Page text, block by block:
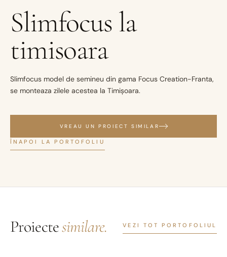
Slimfocus la
timisoara
Slimfocus model de semineu din gama Focus Creation-Franta,
se monteaza zilele acestea la Timișoara.
VREAU UN PROIECT SIMILAR
ÎNAPOI LA PORTOFOLIU
Proiectesimilare. VEZI TOT PORTOFOLIUL